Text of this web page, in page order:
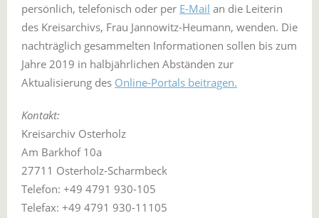
persönlich, telefonisch oder per E-Mail an die Leiterin
des Kreisarchivs, Frau Jannowitz-Heumann, wenden. Die
nachträglich gesammelten Informationen sollen bis zum
Jahre 2019 in halbjährlichen Abständen zur
Aktualisierung des Online-Portals beitragen.
Kontakt:
Kreisarchiv Osterholz
Am Barkhof 10a
27711 Osterholz-Scharmbeck
Telefon: +49 4791 930-105
Telefax: +49 4791 930-11105